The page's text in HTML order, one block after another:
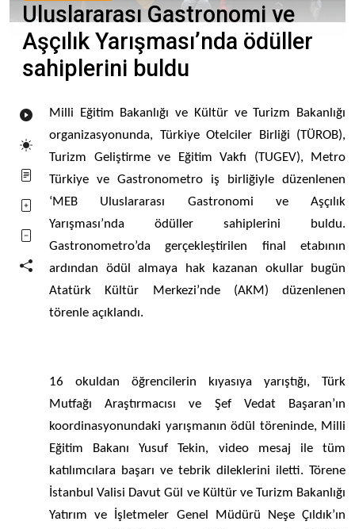
Uluslararası Gastronomi ve
Aşçılık Yarışması’nda ödüller
sahiplerini buldu
Milli
Eğitim Bakanlığı ve Kültür ve Turizm Bakanlığı
organizasyonunda, Türkiye Otelciler Birliği (TÜROB),
Turizm Geliştirme ve Eğitim Vakfı (TUGEV), Metro
Türkiye ve Gastronometro iş birliğiyle düzenlenen
‘MEB Uluslararası Gastronomi ve Aşçılık
Yarışması’nda ödüller sahiplerini buldu.
Gastronometro’da gerçekleştirilen final etabının
ardından ödül almaya hak kazanan okullar bugün
Atatürk Kültür Merkezi’nde (AKM) düzenlenen
törenle açıklandı.
16 okuldan öğrencilerin kıyasıya yarıştığı, Türk
Mutfağı Araştırmacısı ve Şef Vedat Başaran’ın
koordinasyonundaki yarışmanın ödül töreninde, Milli
Eğitim Bakanı Yusuf Tekin, video mesaj ile tüm
katılımcılara başarı ve tebrik dileklerini iletti. Törene
İstanbul Valisi Davut Gül ve Kültür ve Turizm Bakanlığı
Yatırım ve İşletmeler Genel Müdürü Neşe Çıldık’ın